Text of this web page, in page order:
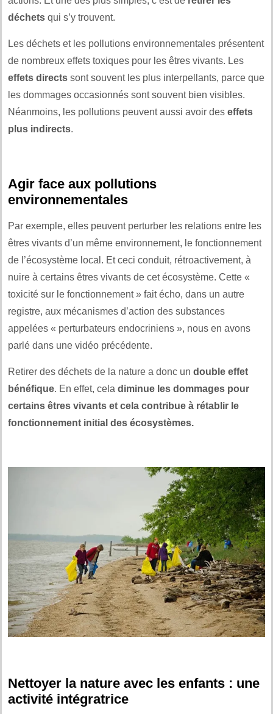
déchets qui s’y trouvent.
Les déchets et les pollutions environnementales présentent
de nombreux effets toxiques pour les êtres vivants. Les
effets directs sont souvent les plus interpellants, parce que
les dommages occasionnés sont souvent bien visibles.
Néanmoins, les pollutions peuvent aussi avoir des effets
plus indirects.
Agir face aux pollutions
environnementales
Par exemple, elles peuvent perturber les relations entre les
êtres vivants d’un même environnement, le fonctionnement
de l’écosystème local. Et ceci conduit, rétroactivement, à
nuire à certains êtres vivants de cet écosystème. Cette «
toxicité sur le fonctionnement » fait écho, dans un autre
registre, aux mécanismes d’action des substances
appelées « perturbateurs endocriniens », nous en avons
parlé dans une vidéo précédente.
Retirer des déchets de la nature a donc un double effet
bénéfique. En effet, cela diminue les dommages pour
certains êtres vivants et cela contribue à rétablir le
fonctionnement initial des écosystèmes.
Nettoyer la nature avec les enfants : une
activité intégratrice